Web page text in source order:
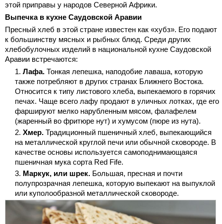
этой приправы у народов Северной Африки.
Выпечка в кухне Саудовской Аравии
Пресный хлеб в этой стране известен как «хубз». Его подают
к большинству мясных и рыбных блюд. Среди других
хлебобулочных изделий в национальной кухне Саудовской
Аравии встречаются:
Лафа. Тонкая лепешка, наподобие лаваша, которую
также потребляют в других странах Ближнего Востока.
Относится к типу листового хлеба, выпекаемого в горячих
печах. Чаще всего лафу продают в уличных лотках, где его
фаршируют мелко нарубленным мясом, фалафелем
(жаренный во фритюре нут) и хумусом (пюре из нута).
Хмер. Традиционный пшеничный хлеб, выпекающийся
на металлической круглой печи или обычной сковороде. В
качестве основы используется самоподнимающаяся
пшеничная мука сорта Red Fife.
Маркук, или шрек. Большая, пресная и почти
полупрозрачная лепешка, которую выпекают на выпуклой
или куполообразной металлической сковороде.